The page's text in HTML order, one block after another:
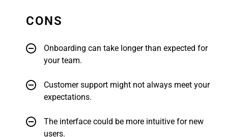
CONS
Onboarding can take longer than expected for
your team.
Customer support might not always meet your
expectations.
The interface could be more intuitive for new
users.